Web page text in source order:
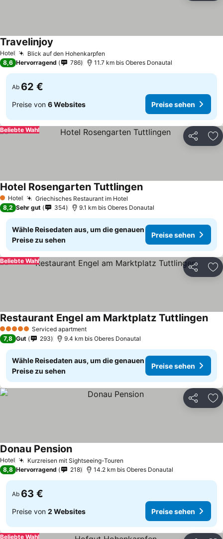
Hotel Blick auf den Hohenkarpfen
Travelinjoy
8,6 Hervorragend 786 11.7 km bis Oberes Donautal
Ab 62 €
Preise von 6 Websites Preise sehen
Teilen
Beliebte Wahl
1 Sterne
Hotel Griechisches Restaurant im Hotel
Hotel Rosengarten Tuttlingen
8,2 Sehr gut 354 9.1 km bis Oberes Donautal
Wähle Reisedaten aus, um die genauen
Preise zu sehen
Preise sehen
Teilen
Beliebte Wahl
5 Sterne Serviced apartment
Restaurant Engel am Marktplatz Tuttlingen
7,8 Gut 293 9.4 km bis Oberes Donautal
Wähle Reisedaten aus, um die genauen
Preise zu sehen
Preise sehen
Teilen
Hotel Kurzreisen mit Sightseeing-Touren
Donau Pension
8,8 Hervorragend 218 14.2 km bis Oberes Donautal
Ab 63 €
Preise von 2 Websites Preise sehen
Beliebte Wahl